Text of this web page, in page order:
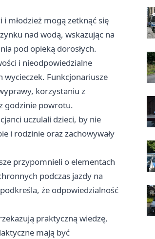
młodzież mogą zetknąć się
nad wodą, wskazując na
pod opieką dorosłych.
i nieodpowiedzialne
wycieczek. Funkcjonariusze
korzystaniu z
godzinie powrotu.
uczulali dzieci, by nie
i rodzinie oraz zachowywały
przypomnieli o elementach
podczas jazdy na
że odpowiedzialność
praktyczną wiedzę,
mają być